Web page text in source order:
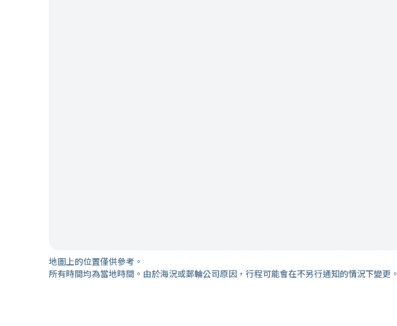
地圖上的位置僅供參考。
所有時間均為當地時間。由於海況或郵輪公司原因，行程可能會在不另行通知的情況下變更。